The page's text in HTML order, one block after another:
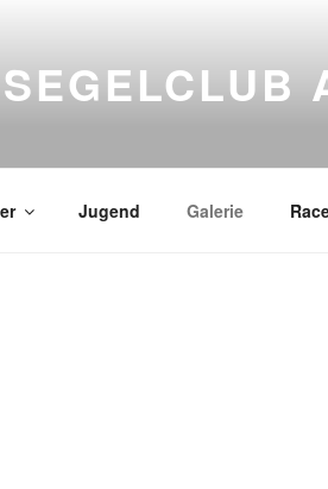
SEGELCLUB
Jugend Galerie